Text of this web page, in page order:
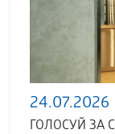
24.07.2026
ГОЛОСУЙ ЗА